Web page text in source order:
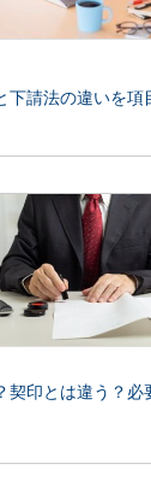
下請法の違いを項
契印とは違う？必